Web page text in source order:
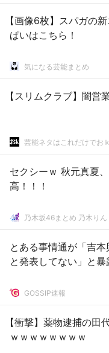
【画像6枚】スパガの新エース 阿部夢梨ちゃ
ぱいはこちら！
気になる芸能まとめ
【スリムクラブ】闇営
芸能ネタはこれだけでおｋ
セクシーｗ 秋元真夏
高！！！
乃木坂46まとめ 乃木りん
とある事情通が「吉
と発表してない」と暴
GOSSIP速報
【衝撃】薬物逮捕の田
ｗｗｗｗｗｗｗｗ